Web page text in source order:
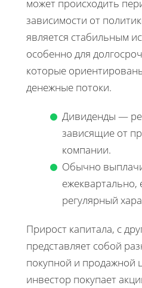
может происходить
зависимости от
является стабильным
особенно для
которые
денежные потоки.
Дивиденды —
зависящие от
компании.
Обычно
ежеквартально,
регулярный
Прирост капитала, с
представляет собой
покупной и продажной
инвестор покупает